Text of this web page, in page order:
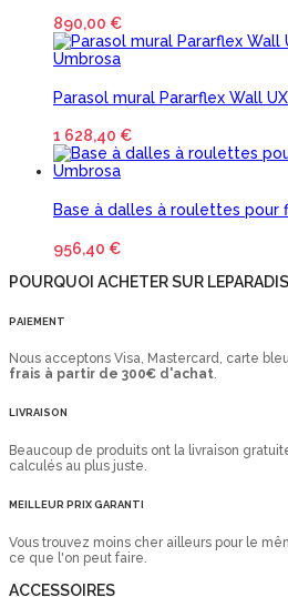
890,00 €
Parasol mural Pararflex Wall
1 628,40 €
Base à dalles à roulettes pour
956,40 €
POURQUOI ACHETER SUR
PAIEMENT
Nous acceptons Visa, Mastercard, carte
frais à partir de 300€ d'achat.
LIVRAISON
Beaucoup de produits ont la livraison
calculés au plus juste.
MEILLEUR PRIX GARANTI
Vous trouvez moins cher ailleurs pour le
ce que l'on peut faire.
ACCESSOIRES